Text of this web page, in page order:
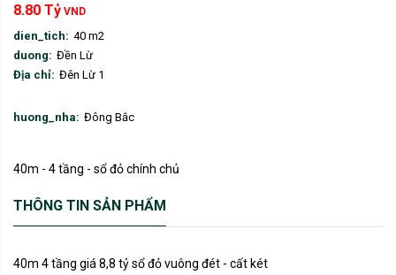
8.80 Tỷ VND
dien_tich: 40 m2
duong: Đền Lừ
Địa chỉ: Đên Lừ 1
huong_nha: Đông Bắc
40m - 4 tầng - sổ đỏ chính chủ
THÔNG TIN SẢN PHẨM
40m 4 tầng giá 8,8 tỷ sổ đỏ vuông đét - cất két